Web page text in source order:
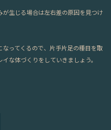
生じる場合は左右差の原因を見つけ
ってくるので、片手片足の種目を取
な体づくりをしていきましょう。